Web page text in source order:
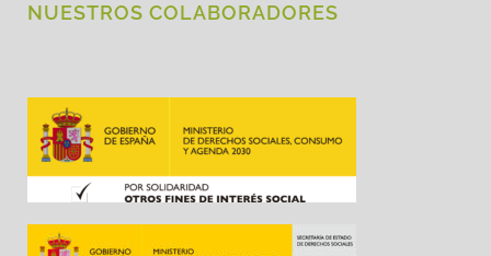
NUESTROS COLABORADORES